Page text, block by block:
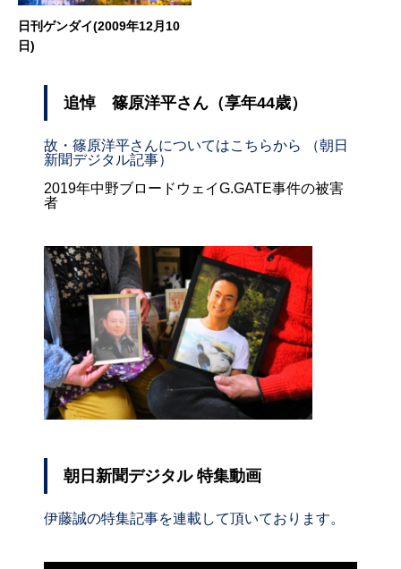
日刊ゲンダイ(2009年12月10
日)
追悼 篠原洋平さん（享年44歳）
故・篠原洋平さんについてはこちらから （朝日
新聞デジタル記事）
2019年中野ブロードウェイG.GATE事件の被害
者
朝日新聞デジタル 特集動画
伊藤誠の特集記事を連載して頂いております。